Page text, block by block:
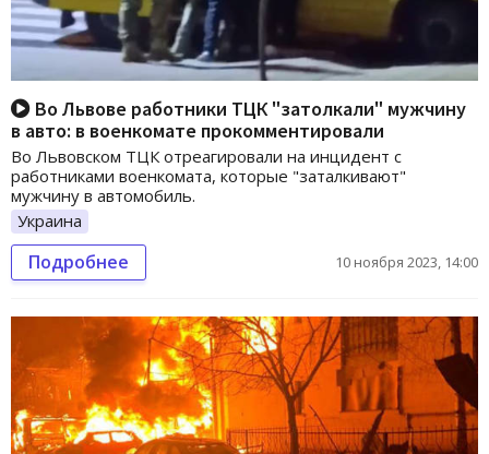
Во Львове работники ТЦК "затолкали" мужчину
в авто: в военкомате прокомментировали
Во Львовском ТЦК отреагировали на инцидент с
работниками военкомата, которые "заталкивают"
мужчину в автомобиль.
Украина
Подробнее 10 ноября 2023, 14:00